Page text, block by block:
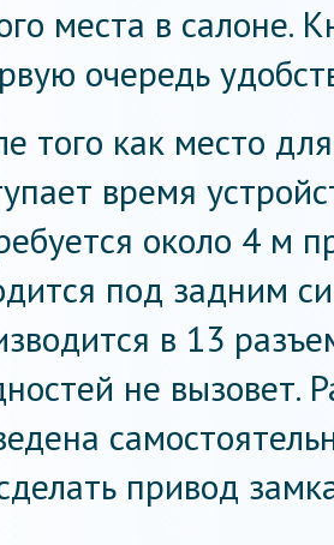
места в салоне.
очередь
того как место
время
около 4 м
под задним
в 13
не вызовет.
привод